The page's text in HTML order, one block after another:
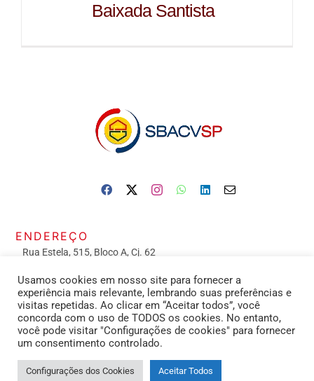
Baixada Santista
ENDEREÇO
Rua Estela, 515, Bloco A, Cj. 62
ATENDIMENTO de 9h às 18h
CONTATOS
Usamos cookies em nosso site para fornecer a
experiência mais relevante, lembrando suas preferências e
visitas repetidas. Ao clicar em “Aceitar todos”, você
concorda com o uso de TODOS os cookies. No entanto,
você pode visitar "Configurações de cookies" para fornecer
um consentimento controlado.
Configurações dos Cookies Aceitar Todos